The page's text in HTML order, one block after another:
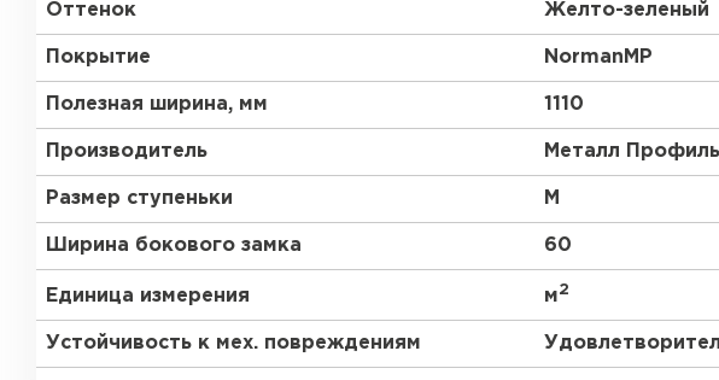
Оттенок Желто-зеленый
Покрытие NormanMP
Полезная ширина, мм 1110
Производитель Металл Профиль
Размер ступеньки M
Ширина бокового замка 60
Единица измерения м2
Устойчивость к мех. повреждениям